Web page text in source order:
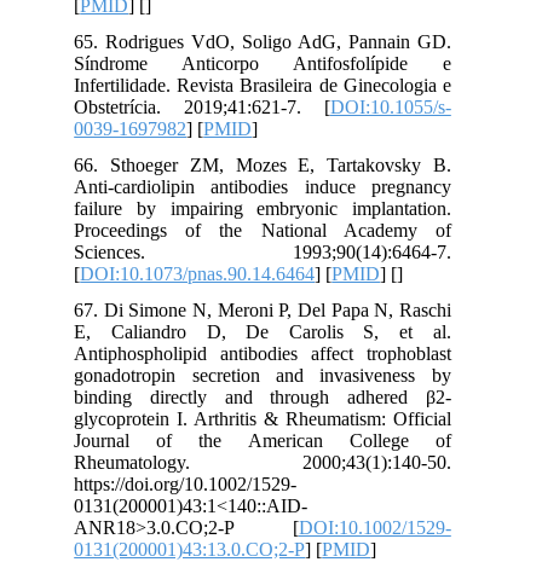
[PMID] [
65. Rodrigues VdO, Soligo AdG, Pannain GD.
Síndrome Anticorpo Antifosfolípide e
Infertilidade. Revista Brasileira de Ginecologia e
Obstetrícia. 2019;41:621-7. [DOI:10.1055/s-
0039-1697982] [PMID
66. Sthoeger ZM, Mozes E, Tartakovsky B.
Anti-cardiolipin antibodies induce pregnancy
failure by impairing embryonic implantation.
Proceedings of the National Academy of
Sciences. 1993;90(14):6464-7.
[DOI:10.1073/pnas.90.14.6464] [PMID] [
67. Di Simone N, Meroni P, Del Papa N, Raschi
E, Caliandro D, De Carolis S, et al.
Antiphospholipid antibodies affect trophoblast
gonadotropin secretion and invasiveness by
binding directly and through adhered β2‐
glycoprotein I. Arthritis & Rheumatism: Official
Journal of the American College of
Rheumatology. 2000;43(1):140-50.
https://doi.org/10.1002/1529-
0131(200001)43:1<140::AID-
ANR18>3.0.CO;2-P [DOI:10.1002/1529-
0131(200001)43:13.0.CO;2-P] [PMID